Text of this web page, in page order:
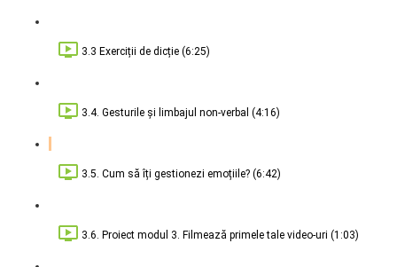
3.3 Exerciții de dicție (6:25)
3.4. Gesturile și limbajul non-verbal (4:16)
3.5. Cum să îți gestionezi emoțiile? (6:42)
3.6. Proiect modul 3. Filmează primele tale video-uri (1:03)